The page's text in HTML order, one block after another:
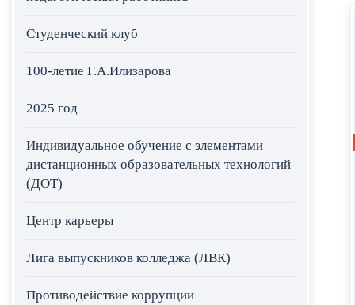
Студенческий клуб
100-летие Г.А.Илизарова
2025 год
Индивидуальное обучение с элементами
дистанционных образовательных технологий
(ДОТ)
Центр карьеры
Лига выпускников колледжа (ЛВК)
Противодействие коррупции